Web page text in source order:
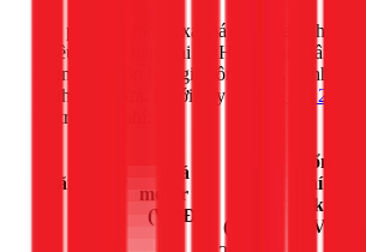
Chi phí thay motor xả máy giặt bao nhiêu
nhiều khách hàng tại TPHCM quan tâm
chúng tôi luôn báo giá công khai, minh
hành sửa chữa. Dưới đây là
bảng giá 2026
dự trù kinh phí:
Hãng máy
Giá
motor xả
(VNĐ)
(VNĐ)
Tổng chi
phí tham
khảo
(VNĐ)